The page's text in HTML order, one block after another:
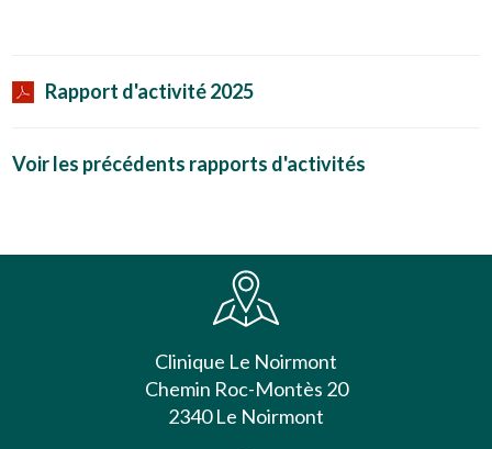
Rapport d'activité 2025
Voir les précédents rapports d'activités
Clinique Le Noirmont
Chemin Roc-Montès 20
2340 Le Noirmont